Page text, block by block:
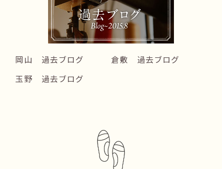
岡山 過去ブログ
倉敷 過去ブログ
玉野 過去ブログ